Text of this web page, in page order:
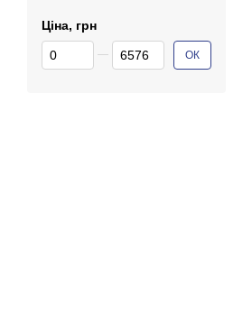
Ціна, грн
От Ціна, грн
До Ціна, грн ОК